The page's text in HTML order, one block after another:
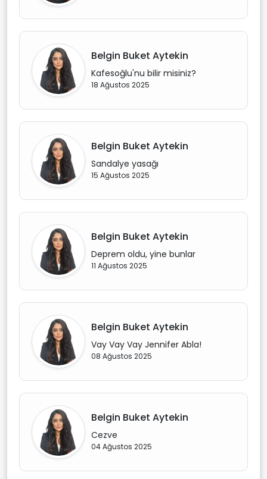
Belgin Buket Aytekin
Kafesoğlu'nu bilir misiniz?
18 Ağustos 2025
Belgin Buket Aytekin
Sandalye yasağı
15 Ağustos 2025
Belgin Buket Aytekin
Deprem oldu, yine bunlar
11 Ağustos 2025
Belgin Buket Aytekin
Vay Vay Vay Jennifer Abla!
08 Ağustos 2025
Belgin Buket Aytekin
Cezve
04 Ağustos 2025